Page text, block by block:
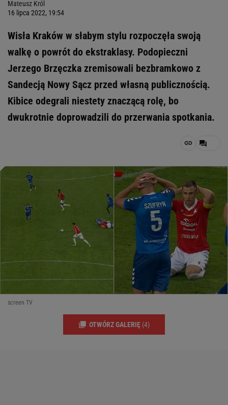
Mateusz Król
16 lipca 2022, 19:54
Wisła Kraków w słabym stylu rozpoczęła swoją
walkę o powrót do ekstraklasy. Podopieczni
Jerzego Brzęczka zremisowali bezbramkowo z
Sandecją Nowy Sącz przed własną publicznością.
Kibice odegrali niestety znaczącą rolę, bo
dwukrotnie doprowadzili do przerwania spotkania.
screen TV
OTWÓRZ GALERIĘ (4)